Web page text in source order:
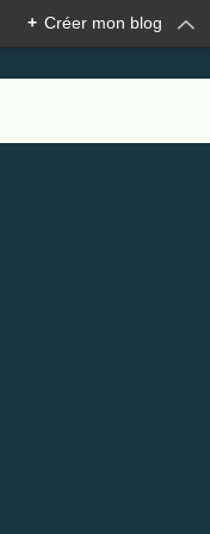
+ Créer mon blog